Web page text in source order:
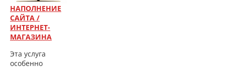
НАПОЛНЕНИЕ
САЙТА /
ИНТЕРНЕТ-
МАГАЗИНА
Эта услуга
особенно